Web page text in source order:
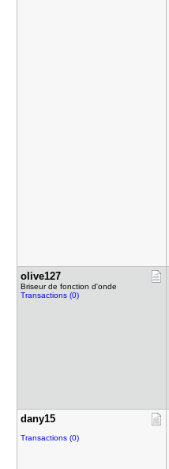
olive127
Briseur de fonction d'onde
Transactions (0)
dany15
Transactions (0)